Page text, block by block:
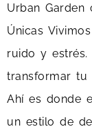
Urban Garden
Únicas
ruido y estrés.
transformar tu
Ahí es donde
un estilo de